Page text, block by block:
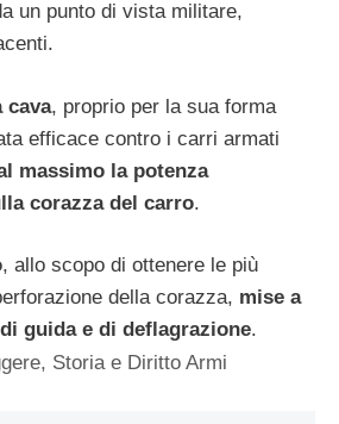
un punto di vista militare,
cava, proprio per la sua forma
efficace contro i carri armati
massimo la potenza
corazza del carro.
, allo scopo di ottenere le più
della corazza, mise a
guida e di deflagrazione.
, Storia e Diritto Armi